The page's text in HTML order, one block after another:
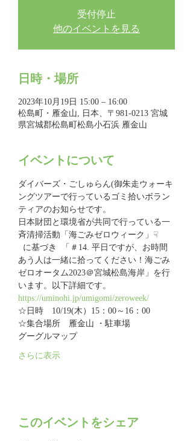
受付停止
他のイベントを見る
日時・場所
2023年10月19日 15:00 – 16:00
松島町・雁金山, 日本、〒981-0213 宮城
県宮城郡松島町松島小石浜 雁金山
イベントについて
ダイバーズ・ごしゅらん(御朱走ウォーキ
ングツアーで行っているゴミ拾いボラン
ティアのお知らせです。
日本財団と環境省が共同で行っている一
斉清掃活動「海ごみゼロウィーク」☟
あう人は一緒に拾ってください！海ごみ
ゼロオータム2023＠宮城松島海岸」を行
います。以下詳細です。
https://uminohi.jp/umigomi/zeroweek/
☆日時　10/19(木）15：00～16：00
☆集合場所　雁金山 ・駐車場
グーグルマップ
さらに表示
このイベントをシェア